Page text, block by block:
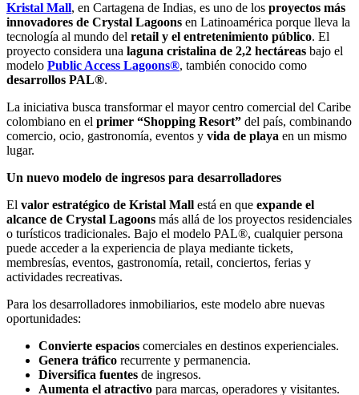
Kristal Mall, en Cartagena de Indias, es uno de los proyectos más
innovadores de Crystal Lagoons en Latinoamérica porque lleva la
tecnología al mundo del retail y el entretenimiento público. El
proyecto considera una laguna cristalina de 2,2 hectáreas bajo el
modelo Public Access Lagoons®, también conocido como
desarrollos PAL®.
La iniciativa busca transformar el mayor centro comercial del Caribe
colombiano en el primer “Shopping Resort” del país, combinando
comercio, ocio, gastronomía, eventos y vida de playa en un mismo
lugar.
Un nuevo modelo de ingresos para desarrolladores
El valor estratégico de Kristal Mall está en que expande el
alcance de Crystal Lagoons más allá de los proyectos residenciales
o turísticos tradicionales. Bajo el modelo PAL®, cualquier persona
puede acceder a la experiencia de playa mediante tickets,
membresías, eventos, gastronomía, retail, conciertos, ferias y
actividades recreativas.
Para los desarrolladores inmobiliarios, este modelo abre nuevas
oportunidades:
Convierte espacios comerciales en destinos experienciales.
Genera tráfico recurrente y permanencia.
Diversifica fuentes de ingresos.
Aumenta el atractivo para marcas, operadores y visitantes.